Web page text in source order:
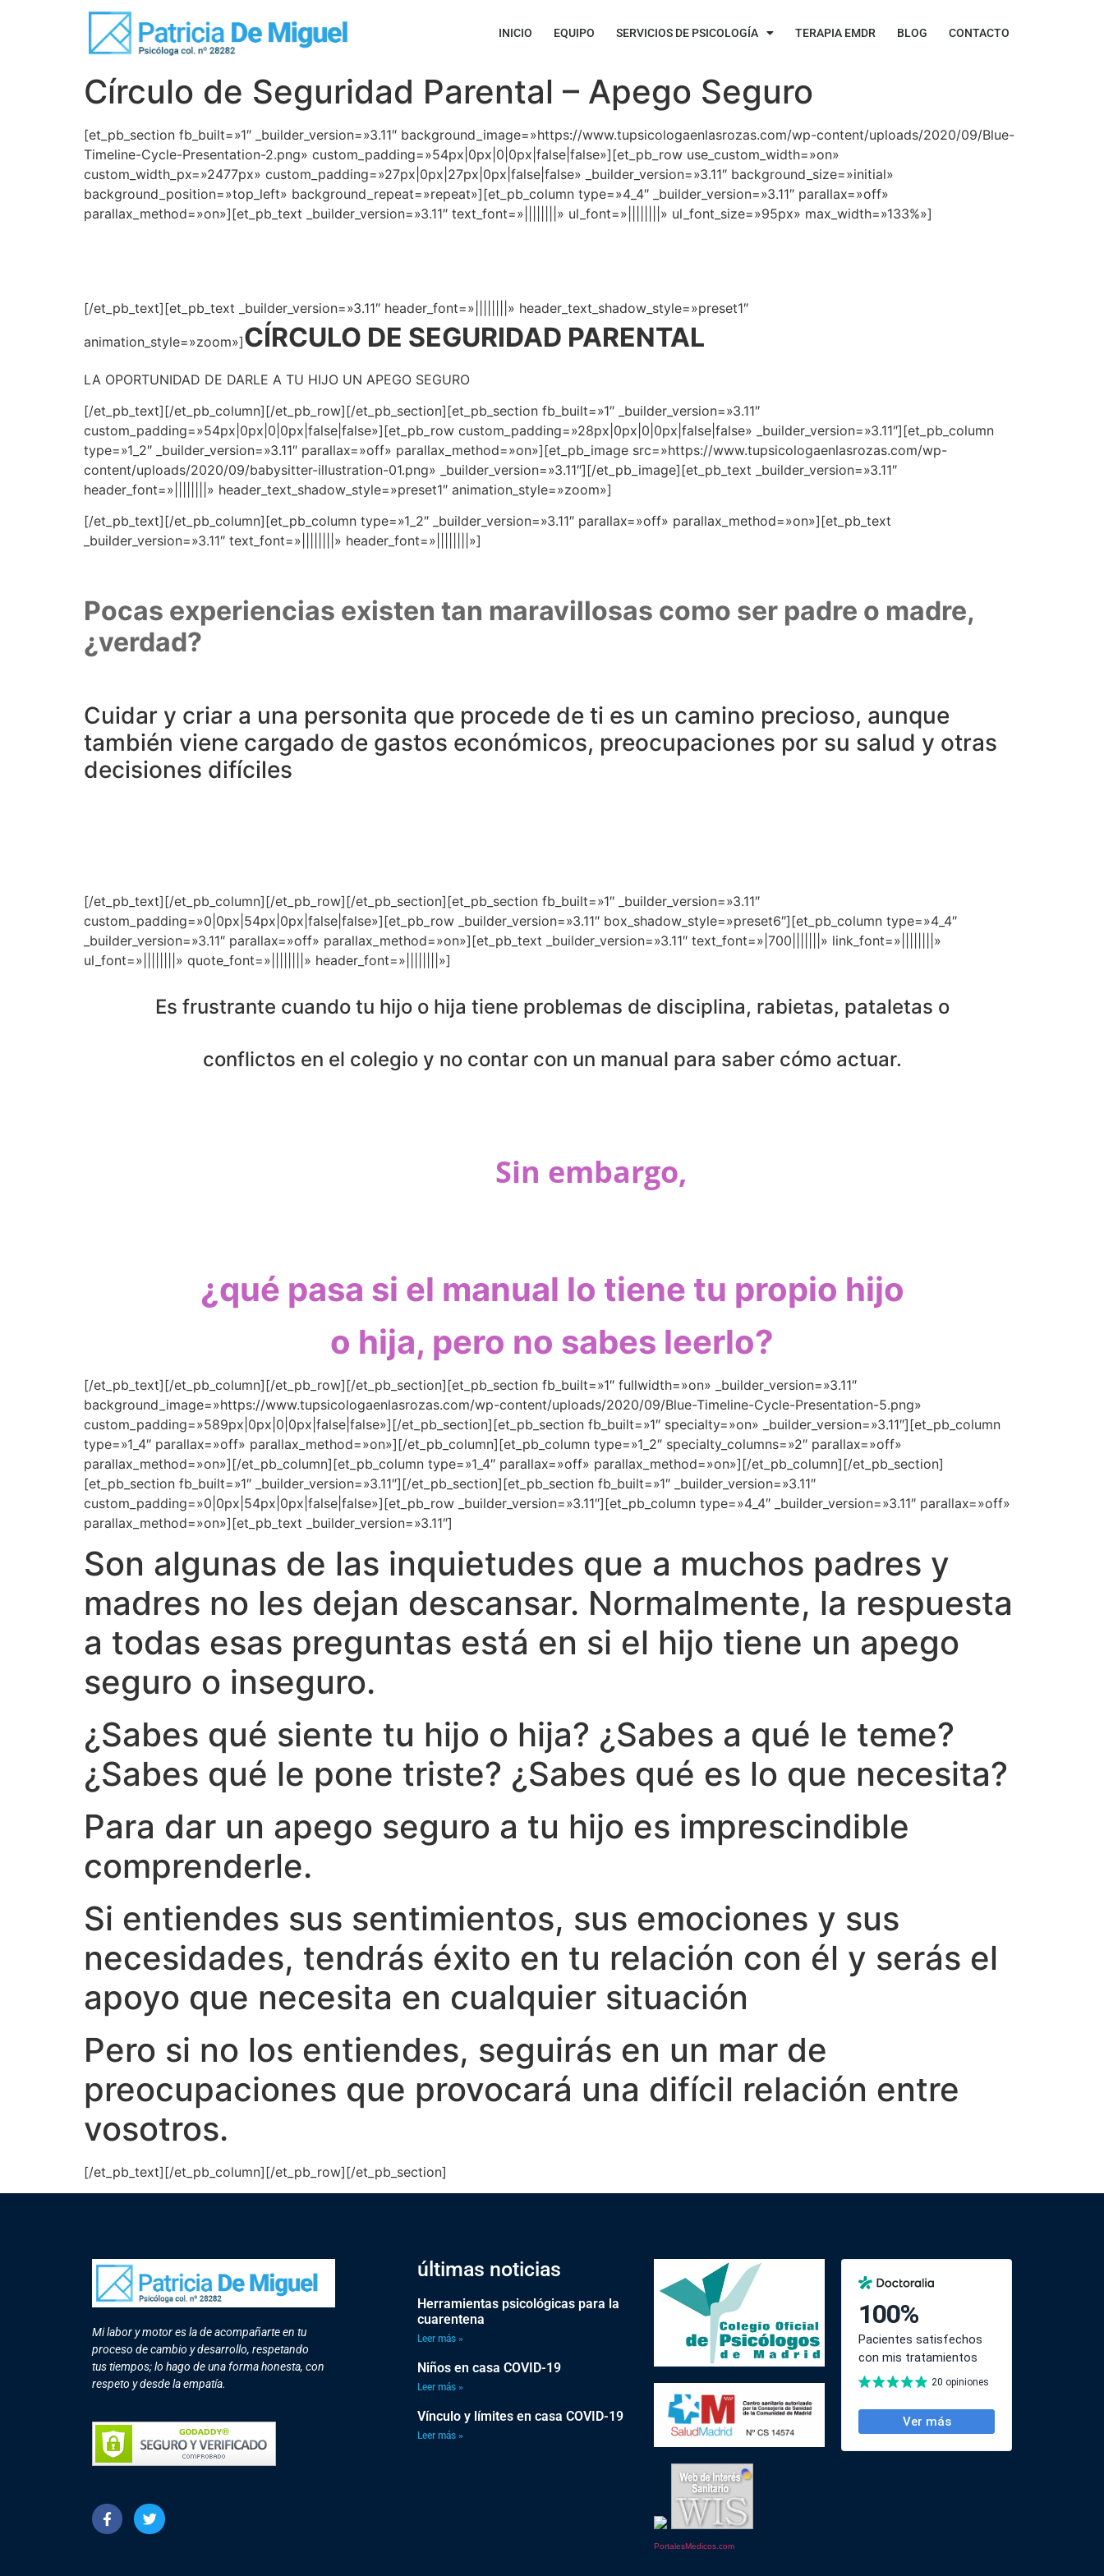
INICIO EQUIPO SERVICIOS DE PSICOLOGÍA TERAPIA EMDR BLOG CONTACTO
Círculo de Seguridad Parental – Apego Seguro
[et_pb_section fb_built=»1″ _builder_version=»3.11″ background_image=»https://www.tupsicologaenlasrozas.com/wp-content/uploads/2020/09/Blue-
Timeline-Cycle-Presentation-2.png» custom_padding=»54px|0px|0|0px|false|false»][et_pb_row use_custom_width=»on»
custom_width_px=»2477px» custom_padding=»27px|0px|27px|0px|false|false» _builder_version=»3.11″ background_size=»initial»
background_position=»top_left» background_repeat=»repeat»][et_pb_column type=»4_4″ _builder_version=»3.11″ parallax=»off»
parallax_method=»on»][et_pb_text _builder_version=»3.11″ text_font=»||||||||» ul_font=»||||||||» ul_font_size=»95px» max_width=»133%»]
[/et_pb_text][et_pb_text _builder_version=»3.11″ header_font=»||||||||» header_text_shadow_style=»preset1″
animation_style=»zoom»]CÍRCULO DE SEGURIDAD PARENTAL
LA OPORTUNIDAD DE DARLE A TU HIJO UN APEGO SEGURO
[/et_pb_text][/et_pb_column][/et_pb_row][/et_pb_section][et_pb_section fb_built=»1″ _builder_version=»3.11″
custom_padding=»54px|0px|0|0px|false|false»][et_pb_row custom_padding=»28px|0px|0|0px|false|false» _builder_version=»3.11″][et_pb_column
type=»1_2″ _builder_version=»3.11″ parallax=»off» parallax_method=»on»][et_pb_image src=»https://www.tupsicologaenlasrozas.com/wp-
content/uploads/2020/09/babysitter-illustration-01.png» _builder_version=»3.11″][/et_pb_image][et_pb_text _builder_version=»3.11″
header_font=»||||||||» header_text_shadow_style=»preset1″ animation_style=»zoom»]
[/et_pb_text][/et_pb_column][et_pb_column type=»1_2″ _builder_version=»3.11″ parallax=»off» parallax_method=»on»][et_pb_text
_builder_version=»3.11″ text_font=»||||||||» header_font=»||||||||»]
Pocas experiencias existen tan maravillosas como ser padre o madre,
¿verdad?
Cuidar y criar a una personita que procede de ti es un camino precioso, aunque
también viene cargado de gastos económicos, preocupaciones por su salud y otras
decisiones difíciles
[/et_pb_text][/et_pb_column][/et_pb_row][/et_pb_section][et_pb_section fb_built=»1″ _builder_version=»3.11″
custom_padding=»0|0px|54px|0px|false|false»][et_pb_row _builder_version=»3.11″ box_shadow_style=»preset6″][et_pb_column type=»4_4″
_builder_version=»3.11″ parallax=»off» parallax_method=»on»][et_pb_text _builder_version=»3.11″ text_font=»|700|||||||» link_font=»||||||||»
ul_font=»||||||||» quote_font=»||||||||» header_font=»||||||||»]
Es frustrante cuando tu hijo o hija tiene problemas de disciplina, rabietas, pataletas o
conflictos en el colegio y no contar con un manual para saber cómo actuar.
Sin embargo,
¿qué pasa si el manual lo tiene tu propio hijo
o hija, pero no sabes leerlo?
[/et_pb_text][/et_pb_column][/et_pb_row][/et_pb_section][et_pb_section fb_built=»1″ fullwidth=»on» _builder_version=»3.11″
background_image=»https://www.tupsicologaenlasrozas.com/wp-content/uploads/2020/09/Blue-Timeline-Cycle-Presentation-5.png»
custom_padding=»589px|0px|0|0px|false|false»][/et_pb_section][et_pb_section fb_built=»1″ specialty=»on» _builder_version=»3.11″][et_pb_column
type=»1_4″ parallax=»off» parallax_method=»on»][/et_pb_column][et_pb_column type=»1_2″ specialty_columns=»2″ parallax=»off»
parallax_method=»on»][/et_pb_column][et_pb_column type=»1_4″ parallax=»off» parallax_method=»on»][/et_pb_column][/et_pb_section]
[et_pb_section fb_built=»1″ _builder_version=»3.11″][/et_pb_section][et_pb_section fb_built=»1″ _builder_version=»3.11″
custom_padding=»0|0px|54px|0px|false|false»][et_pb_row _builder_version=»3.11″][et_pb_column type=»4_4″ _builder_version=»3.11″ parallax=»off»
parallax_method=»on»][et_pb_text _builder_version=»3.11″]
Son algunas de las inquietudes que a muchos padres y
madres no les dejan descansar. Normalmente, la respuesta
a todas esas preguntas está en si el hijo tiene un apego
seguro o inseguro.
¿Sabes qué siente tu hijo o hija? ¿Sabes a qué le teme?
¿Sabes qué le pone triste? ¿Sabes qué es lo que necesita?
Para dar un apego seguro a tu hijo es imprescindible
comprenderle.
Si entiendes sus sentimientos, sus emociones y sus
necesidades, tendrás éxito en tu relación con él y serás el
apoyo que necesita en cualquier situación
Pero si no los entiendes, seguirás en un mar de
preocupaciones que provocará una difícil relación entre
vosotros.
[/et_pb_text][/et_pb_column][/et_pb_row][/et_pb_section]
Mi labor y motor es la de acompañarte en tu
proceso de cambio y desarrollo, respetando
tus tiempos; lo hago de una forma honesta, con
respeto y desde la empatía.
últimas noticias
Herramientas psicológicas para la
cuarentena
Leer más »
Niños en casa COVID-19
Leer más »
Vínculo y límites en casa COVID-19
Leer más »
PortalesMedicos.com